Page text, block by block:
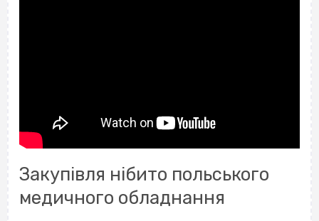
Закупівля нібито польського
медичного обладнання